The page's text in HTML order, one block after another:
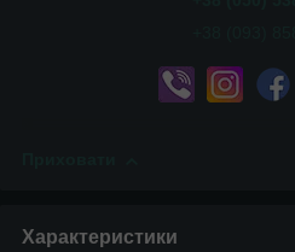
Характеристики